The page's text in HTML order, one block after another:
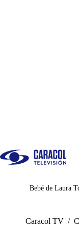
Juegos
Bebé de Laura
Caracol TV /